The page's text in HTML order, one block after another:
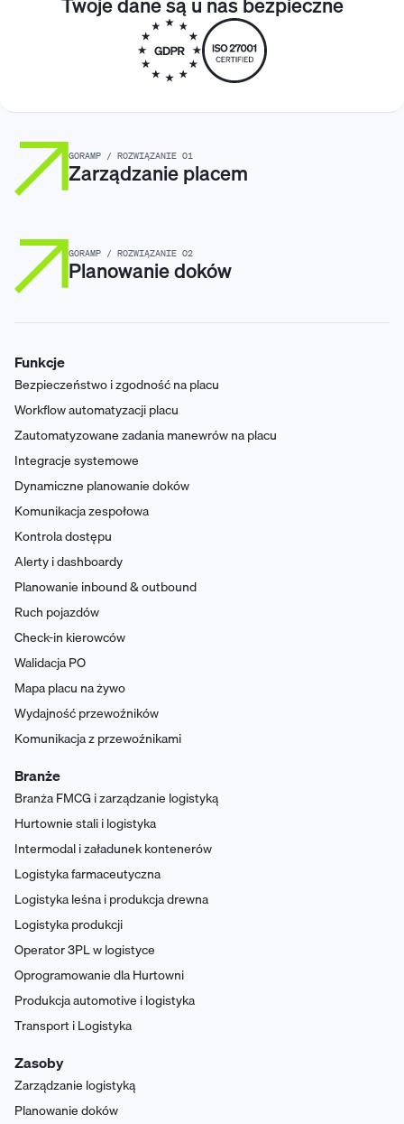
GORAMP / ROZWIĄZANIE 01
Zarządzanie placem
GORAMP / ROZWIĄZANIE 02
Planowanie doków
Funkcje
Bezpieczeństwo i zgodność na placu
Workflow automatyzacji placu
Zautomatyzowane zadania manewrów na placu
Integracje systemowe
Dynamiczne planowanie doków
Komunikacja zespołowa
Kontrola dostępu
Alerty i dashboardy
Planowanie inbound & outbound
Ruch pojazdów
Check-in kierowców
Walidacja PO
Mapa placu na żywo
Wydajność przewoźników
Komunikacja z przewoźnikami
Branże
Branża FMCG i zarządzanie logistyką
Hurtownie stali i logistyka
Intermodal i załadunek kontenerów
Logistyka farmaceutyczna
Logistyka leśna i produkcja drewna
Logistyka produkcji
Operator 3PL w logistyce
Oprogramowanie dla Hurtowni
Produkcja automotive i logistyka
Transport i Logistyka
Zasoby
Zarządzanie logistyką
Planowanie doków